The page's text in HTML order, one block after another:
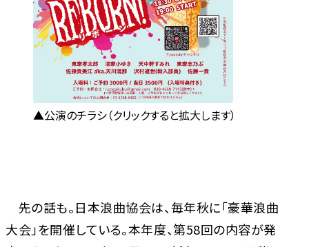
公演のチラシ（クリックすると拡大します）
先の話も。日本浪曲協会は、毎年秋に「豪華浪曲
大会」を開催している。本年度、第58回の内容が発